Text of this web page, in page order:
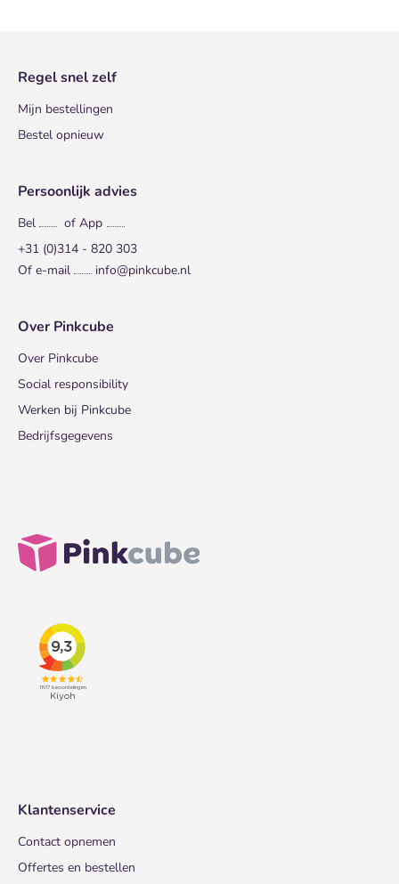
Regel snel zelf
Mijn bestellingen
Bestel opnieuw
Persoonlijk advies
Bel
of App
+31 (0)314 - 820 303
Of e-mail
info@pinkcube.nl
Over Pinkcube
Over Pinkcube
Social responsibility
Werken bij Pinkcube
Bedrijfsgegevens
Klantenservice
Contact opnemen
Offertes en bestellen